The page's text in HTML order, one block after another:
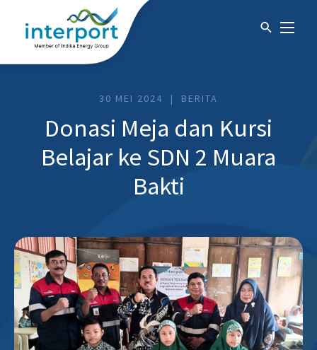
30 MEI 2024 BERITA
Donasi Meja dan Kursi
Belajar ke SDN 2 Muara
Bakti